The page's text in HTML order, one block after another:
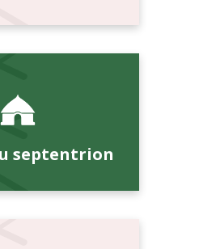
septentrion